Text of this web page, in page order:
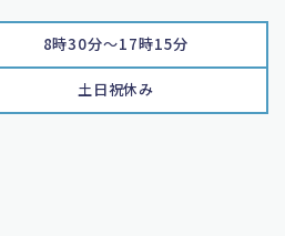
8時30分～17時15分
土日祝休み